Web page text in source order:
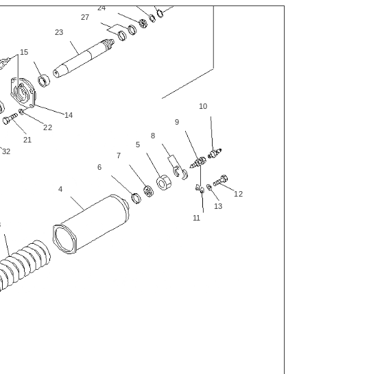
4
5
6
7
8
9
10
11
12
13
14
15
21
22
23
24
27
32